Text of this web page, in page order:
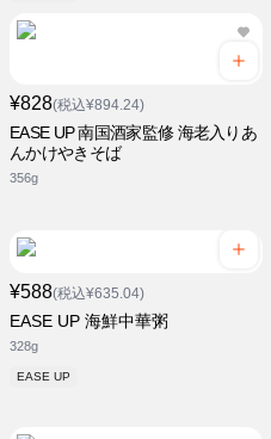
¥828(税込¥894.24)
EASE UP 南国酒家監修 海老入りあ
んかけやきそば
356g
¥588(税込¥635.04)
EASE UP 海鮮中華粥
328g
EASE UP